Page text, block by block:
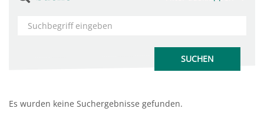
Es wurden keine Suchergebnisse gefunden.